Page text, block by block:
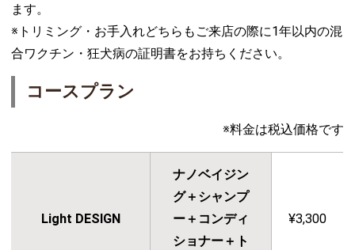
ます。
※トリミング・お手入れどちらもご来店の際に1年以内の混
合ワクチン・狂犬病の証明書をお持ちください。
コースプラン
※料金は税込価格です
Light DESIGN
ナノベイジン
グ＋シャンプ
ー＋コンディ
ショナー＋ト
¥3,300